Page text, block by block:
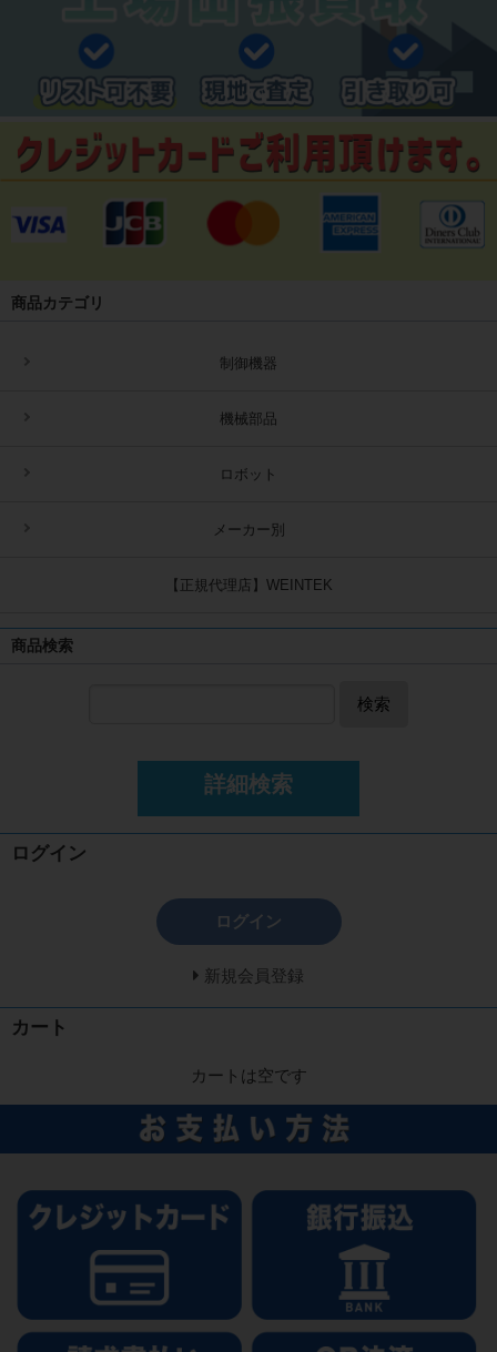
商品カテゴリ
制御機器
機械部品
ロボット
メーカー別
【正規代理店】WEINTEK
商品検索
検索
詳細検索
ログイン
ログイン
新規会員登録
カート
カートは空です